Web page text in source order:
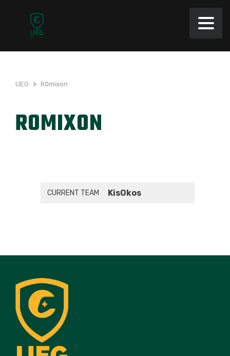
UEG > R0mixon
R0MIXON
CURRENT TEAM KisOkos